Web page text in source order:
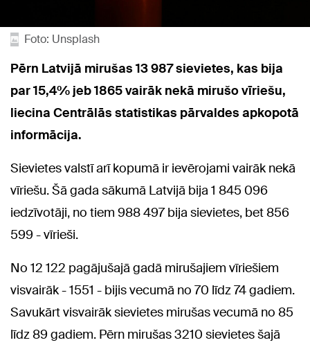
Foto: Unsplash
Pērn Latvijā mirušas 13 987 sievietes, kas bija
par 15,4% jeb 1865 vairāk nekā mirušo vīriešu,
liecina Centrālās statistikas pārvaldes apkopotā
informācija.
Sievietes valstī arī kopumā ir ievērojami vairāk nekā
vīriešu. Šā gada sākumā Latvijā bija 1 845 096
iedzīvotāji, no tiem 988 497 bija sievietes, bet 856
599 - vīrieši.
No 12 122 pagājušajā gadā mirušajiem vīriešiem
visvairāk - 1551 - bijis vecumā no 70 līdz 74 gadiem.
Savukārt visvairāk sievietes mirušas vecumā no 85
līdz 89 gadiem. Pērn mirušas 3210 sievietes šajā